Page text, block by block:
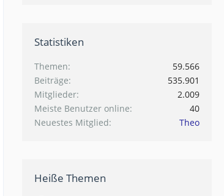
Statistiken
Themen
59.566
Beiträge
535.901
Mitglieder
2.009
Meiste Benutzer online
40
Neuestes Mitglied
Theo
Heiße Themen